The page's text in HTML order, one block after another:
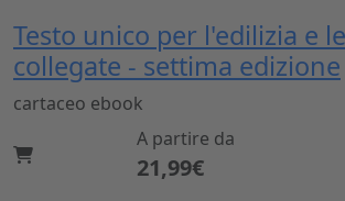
Testo unico per l'edilizia e
collegate - settima edizione
cartaceo ebook
A partire da
21,99€